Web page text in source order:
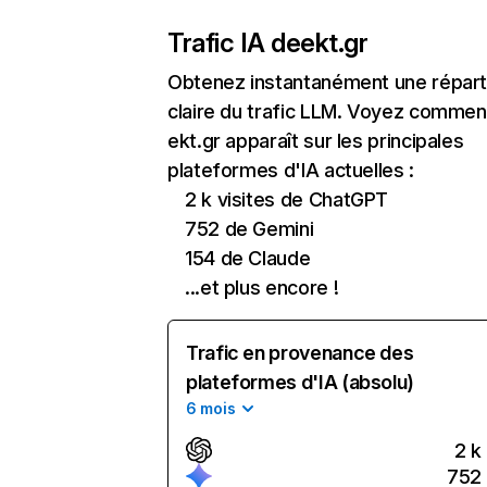
Trafic IA deekt.gr
Obtenez instantanément une
claire du trafic LLM. Voyez
ekt.gr apparaît sur les principales
plateformes d'IA actuelles :
2 k visites de ChatGPT
752 de Gemini
154 de Claude
...et plus encore !
Trafic en provenance des
plateformes d'IA (absolu)
6 mois
2 k
752